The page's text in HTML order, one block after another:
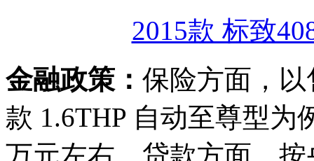
2015款 标致
金融政策： 保险方面，以
款 1.6THP 自动至尊型为